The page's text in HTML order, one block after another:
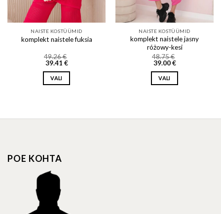
NAISTE KOSTÜÜMID
komplekt naistele fuksia
49.26€
39.41 €
VALI
multiple
may
chosen
on
the
NAISTE KOSTÜÜMID
komplekt naistele jasny
różowy-kesi
48.75€
39.00€
VALI
multiple
POE KOHTA